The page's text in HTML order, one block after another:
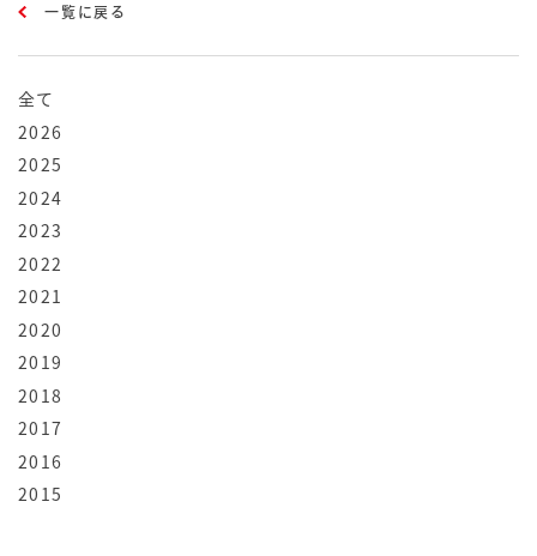
全て
2026
2025
2024
2023
2022
2021
2020
2019
2018
2017
2016
2015
一覧に戻る